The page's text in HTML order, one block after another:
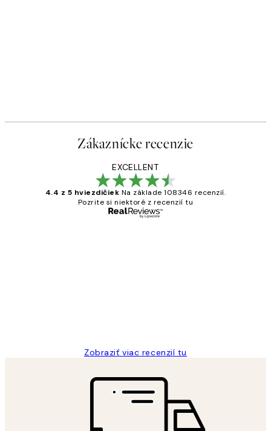
Zákaznícke recenzie
EXCELLENT
4.4 z 5 hviezdičiek Na základe 108346 recenzií.
Pozrite si niektoré z recenzií tu
Zobraziť viac recenzií tu